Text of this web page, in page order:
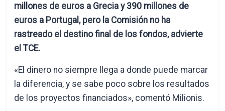
millones de euros a Grecia y 390 millones de
euros a Portugal, pero la Comisión no ha
rastreado el destino final de los fondos, advierte
el TCE.
«El dinero no siempre llega a donde puede marcar
la diferencia, y se sabe poco sobre los resultados
de los proyectos financiados», comentó Milionis.